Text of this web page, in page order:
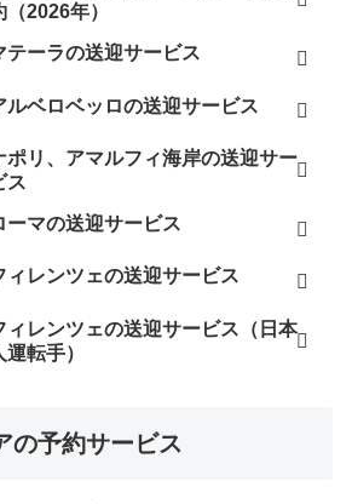
（2026年）
テーラの送迎サービス
ルベロベッロの送迎サービス
ポリ、アマルフィ海岸の送迎サー
ス
ーマの送迎サービス
ィレンツェの送迎サービス
ィレンツェの送迎サービス（日本
運転手）
の予約サービス